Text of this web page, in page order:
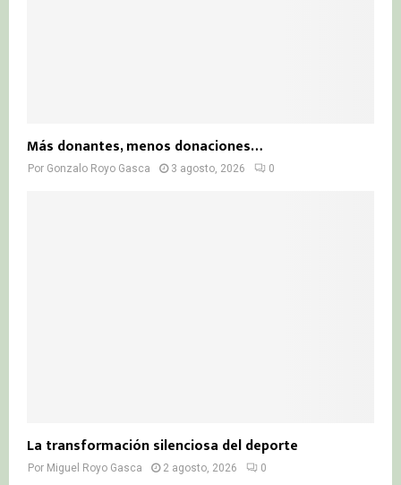
Más donantes, menos donaciones…
Por Gonzalo Royo Gasca 3 agosto, 2026 0
La transformación silenciosa del deporte
Por Miguel Royo Gasca 2 agosto, 2026 0